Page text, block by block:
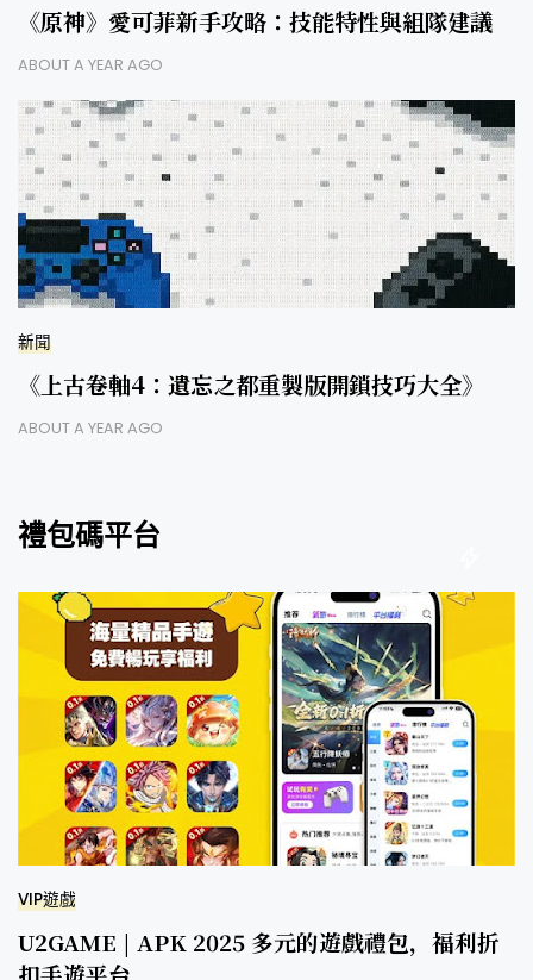
《原神》愛可菲新手攻略：技能特性與組隊建議
ABOUT A YEAR AGO
新聞
《上古卷軸4：遺忘之都重製版開鎖技巧大全》
ABOUT A YEAR AGO
禮包碼平台
VIP遊戲
U2GAME | APK 2025 多元的遊戲禮包，福利折
扣手遊平台